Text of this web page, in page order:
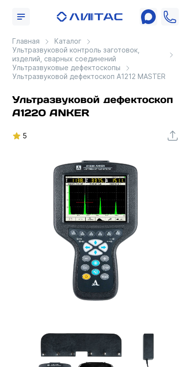
Главная
Каталог
Ультразвуковой контроль заготовок,
изделий, сварных соединений
Ультразвуковые дефектоскопы
Ультразвуковой дефектоскоп А1212 MASTER
Ультразвуковой дефектоскоп
А1220 ANKER
5